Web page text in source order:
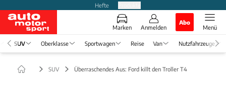
Hefte
Marken Anmelden
Abo
Menü
SUV Oberklasse Sportwagen Reise Van Nutzfahrzeuge
SUV Überraschendes Aus: Ford killt den Troller T4